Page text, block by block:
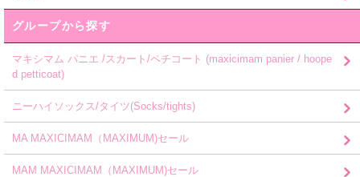
グループから探す
マキシマム パニエ /スカート/ペチコート (maxicimam panier / hoope
d petticoat)
ニーハイソックス/タイツ(Socks/tights)
MA MAXICIMAM（MAXIMUM)セール
MAM MAXICIMAM（MAXIMUM)セール